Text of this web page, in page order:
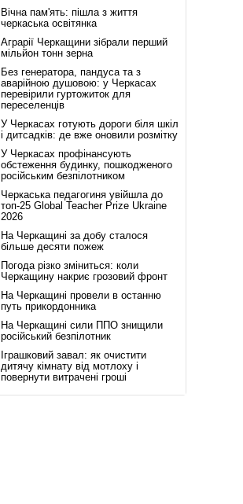
Вічна пам'ять: пішла з життя
черкаська освітянка
Аграрії Черкащини зібрали перший
мільйон тонн зерна
Без генератора, пандуса та з
аварійною душовою: у Черкасах
перевірили гуртожиток для
переселенців
У Черкасах готують дороги біля шкіл
і дитсадків: де вже оновили розмітку
У Черкасах профінансують
обстеження будинку, пошкодженого
російським безпілотником
Черкаська педагогиня увійшла до
топ-25 Global Teacher Prize Ukraine
2026
На Черкащині за добу сталося
більше десяти пожеж
Погода різко зміниться: коли
Черкащину накриє грозовий фронт
На Черкащині провели в останню
путь прикордонника
На Черкащині сили ППО знищили
російський безпілотник
Іграшковий завал: як очистити
дитячу кімнату від мотлоху і
повернути витрачені гроші